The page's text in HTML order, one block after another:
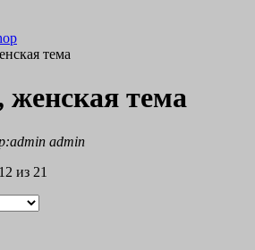
тема
женская тема
admin
из 21